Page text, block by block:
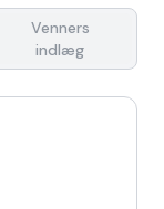
Venners
indlæg